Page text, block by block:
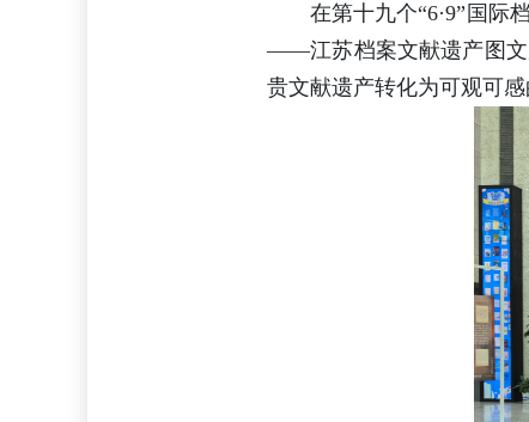
在第十九个“6·9”国际
——江苏档案文献遗产图文
贵文献遗产转化为可观可